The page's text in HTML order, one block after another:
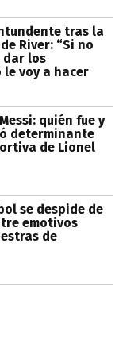
tras la
River: “Si no
dar los
voy a hacer
quién fue y
determinante
de Lionel
se despide de
emotivos
de